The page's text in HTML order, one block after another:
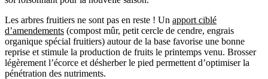
Les arbres fruitiers ne sont pas en reste ! Un apport ciblé
d’amendements (compost mûr, petit cercle de cendre, engrais
organique spécial fruitiers) autour de la base favorise une bonne
reprise et stimule la production de fruits le printemps venu. Brosser
légèrement l’écorce et désherber le pied permettent d’optimiser la
pénétration des nutriments.